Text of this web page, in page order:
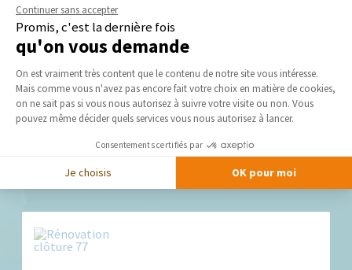
Séléctionnez en toute liberté vos artisans et les travaux
peuvent commencer !
DEMANDER UN DEVIS GRATUIT
Nos derniers conseils et actus
Continuer sans accepter
Promis, c'est la dernière fois
qu'on vous demande
Plateforme de Gestion du
On est vraiment très content que le contenu de notre site vous intéresse.
Mais comme vous n'avez pas encore fait votre choix en matière de cookies,
on ne sait pas si vous nous autorisez à suivre votre visite ou non. Vous
pouvez même décider quels services vous nous autorisez à lancer.
Consentements certifiés par
Je choisis OK pour moi
Axeptio consent